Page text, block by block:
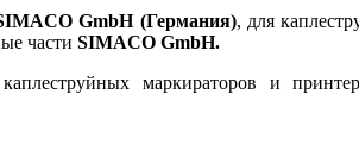
GmbH (Германия), для
части SIMACO GmbH.
маркираторов и